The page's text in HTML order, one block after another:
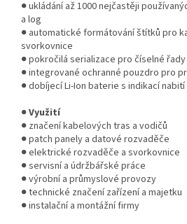
● ukládání až 1000 nejčastěji
a log
● automatické formátování štítků pro
svorkovnice
● pokročilá serializace pro číselné
● integrované ochranné pouzdro pro
● dobíjecí Li-Ion baterie s indikací
●Využití
● značení kabelových tras a vodičů
● patch panely a datové rozvaděče
● elektrické rozvaděče a svorkovnice
● servisní a údržbářské práce
● výrobní a průmyslové provozy
● technické značení zařízení a majetku
● instalační a montážní firmy